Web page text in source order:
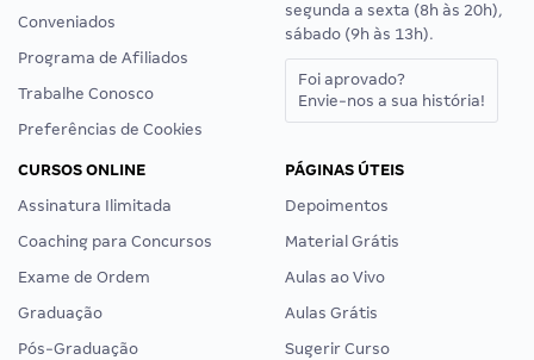
Conveniados
Programa de Afiliados
Trabalhe Conosco
Preferências de Cookies
segunda a sexta (8h às 20h),
sábado (9h às 13h).
Foi aprovado?
Envie-nos a sua história!
CURSOS ONLINE
Assinatura Ilimitada
Coaching para Concursos
Exame de Ordem
Graduação
Pós-Graduação
PÁGINAS ÚTEIS
Depoimentos
Material Grátis
Aulas ao Vivo
Aulas Grátis
Sugerir Curso